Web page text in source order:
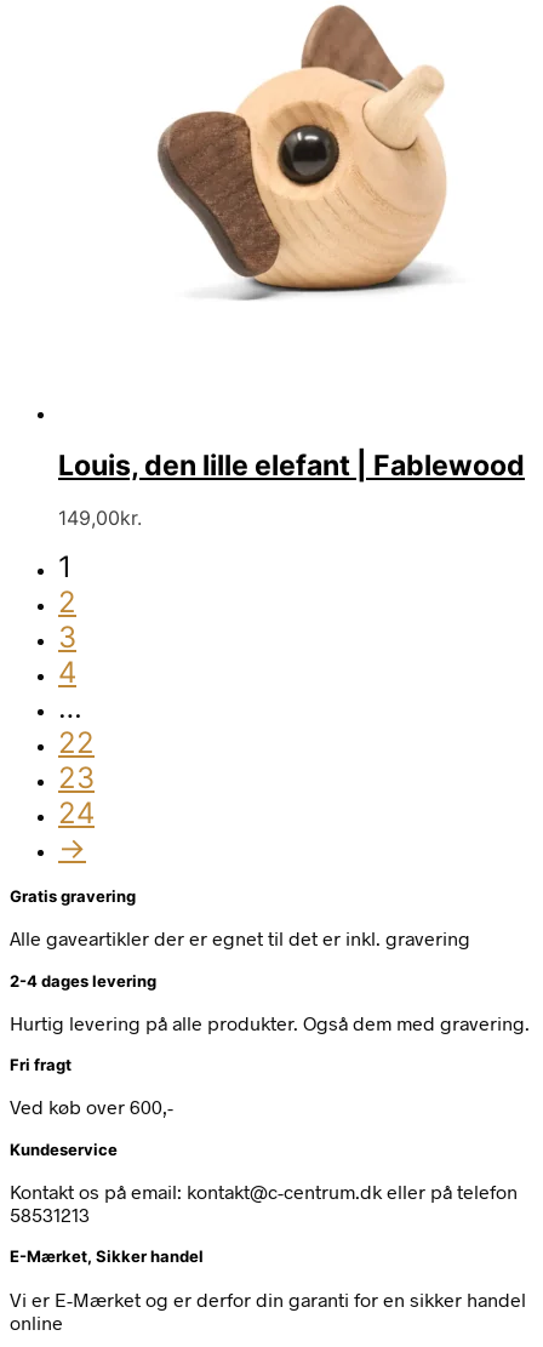
Louis, den lille elefant | Fablewood
149,00kr.
1
2
3
4
…
22
23
24
→
Gratis gravering
Alle gaveartikler der er egnet til det er inkl. gravering
2-4 dages levering
Hurtig levering på alle produkter. Også dem med gravering.
Fri fragt
Ved køb over 600,-
Kundeservice
Kontakt os på email: kontakt@c-centrum.dk eller på telefon
58531213
E-Mærket, Sikker handel
Vi er E-Mærket og er derfor din garanti for en sikker handel
online